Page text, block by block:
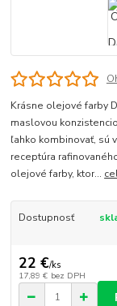
Krásne olejové farby
maslovou
ľahko kombinovať, sú
receptúra
olejové farby, ktor...
Dostupnosť
22 €/ks
17,89 € bez DPH